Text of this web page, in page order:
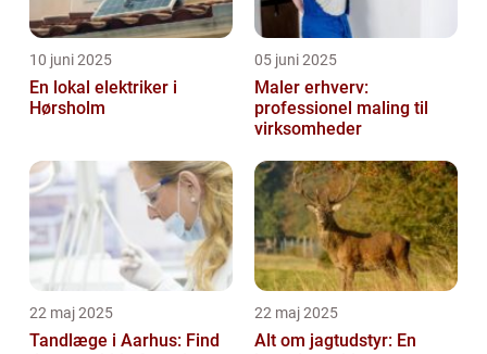
10 juni 2025
En lokal elektriker i
Hørsholm
05 juni 2025
Maler erhverv:
professionel maling til
virksomheder
22 maj 2025
Tandlæge i Aarhus: Find
22 maj 2025
Alt om jagtudstyr: En